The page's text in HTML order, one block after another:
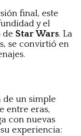
final, este
y el
de Star Wars. La
se convirtió en
de un simple
entre eras,
con nuevas
experiencia: